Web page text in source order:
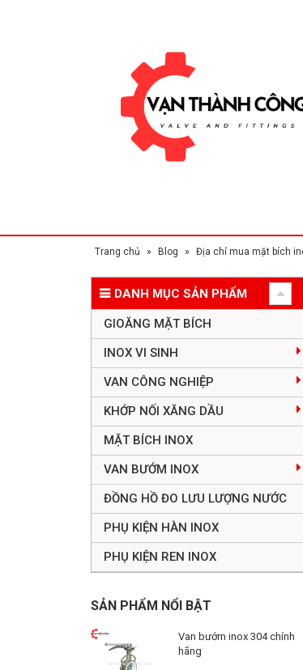
Trang chủ » Blog » Địa chỉ mua mặt bích
DANH MỤC SẢN PHẨM
GIOĂNG MẶT BÍCH
INOX VI SINH
VAN CÔNG NGHIỆP
KHỚP NỐI XĂNG DẦU
MẶT BÍCH INOX
VAN BƯỚM INOX
ĐỒNG HỒ ĐO LƯU LƯỢNG NƯỚC
PHỤ KIỆN HÀN INOX
PHỤ KIỆN REN INOX
SẢN PHẨM NỔI BẬT
Van bướm inox 304 chính
hãng